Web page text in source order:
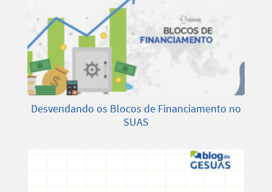
Desvendando os Blocos de Financiamento no
SUAS